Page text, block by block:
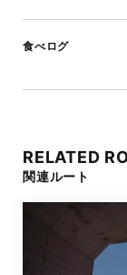
食べログ
RELATED
関連ルート